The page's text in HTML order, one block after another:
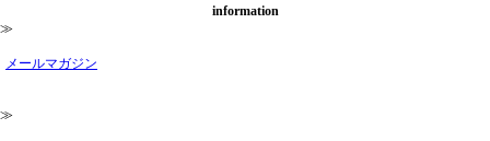
information
≫
メールマガジン
≫